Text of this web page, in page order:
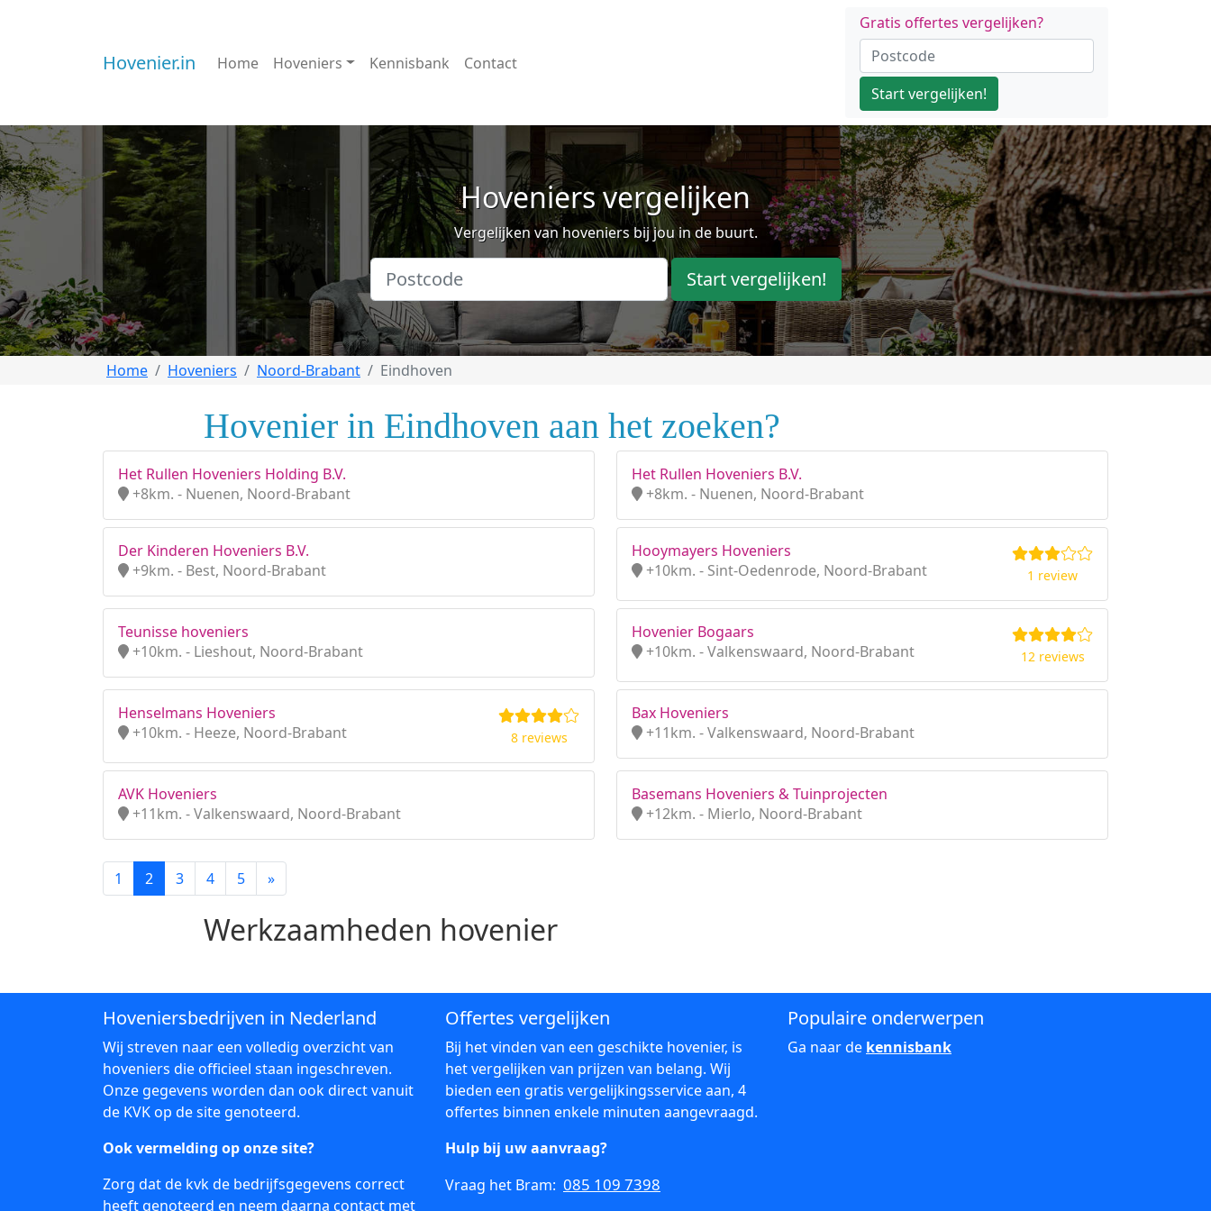
Hovenier.in Home Hoveniers Kennisbank Contact
Gratis offertes vergelijken?
Start vergelijken!
Hoveniers vergelijken
Vergelijken van hoveniers bij jou in de buurt.
Start vergelijken!
Home Hoveniers Noord-Brabant Eindhoven
Hovenier in Eindhoven aan het zoeken?
Het Rullen Hoveniers Holding B.V.
+8km. - Nuenen, Noord-Brabant
Het Rullen Hoveniers B.V.
+8km. - Nuenen, Noord-Brabant
Der Kinderen Hoveniers B.V.
+9km. - Best, Noord-Brabant
Hooymayers Hoveniers
+10km. - Sint-Oedenrode, Noord-Brabant
1 review
Teunisse hoveniers
+10km. - Lieshout, Noord-Brabant
Hovenier Bogaars
+10km. - Valkenswaard, Noord-Brabant
12 reviews
Henselmans Hoveniers
+10km. - Heeze, Noord-Brabant
8 reviews
Bax Hoveniers
+11km. - Valkenswaard, Noord-Brabant
AVK Hoveniers
+11km. - Valkenswaard, Noord-Brabant
Basemans Hoveniers & Tuinprojecten
+12km. - Mierlo, Noord-Brabant
1 2 3 4 5 »
Werkzaamheden hovenier
Hoveniersbedrijven in Nederland
Wij streven naar een volledig overzicht van
hoveniers die officieel staan ingeschreven.
Onze gegevens worden dan ook direct vanuit
de KVK op de site genoteerd.
Ook vermelding op onze site?
Zorg dat de kvk de bedrijfsgegevens correct
heeft genoteerd en neem daarna contact met
Offertes vergelijken
Bij het vinden van een geschikte hovenier, is
het vergelijken van prijzen van belang. Wij
bieden een gratis vergelijkingsservice aan, 4
offertes binnen enkele minuten aangevraagd.
Hulp bij uw aanvraag?
Vraag het Bram: 085 109 7398
Populaire onderwerpen
Ga naar de kennisbank